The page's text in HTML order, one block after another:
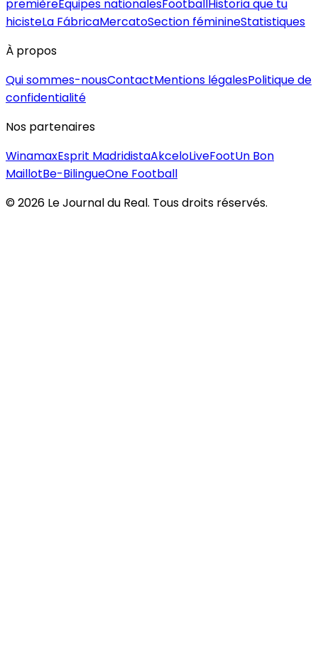
premièreÉquipes nationalesFootballHistoria que tu
hicisteLa FábricaMercatoSection féminineStatistiques
À propos
Qui sommes-nousContactMentions légalesPolitique de
confidentialité
Nos partenaires
WinamaxEsprit MadridistaAkceloLiveFootUn Bon
MaillotBe-BilingueOne Football
©2026 Le Journal du Real. Tous droits réservés.